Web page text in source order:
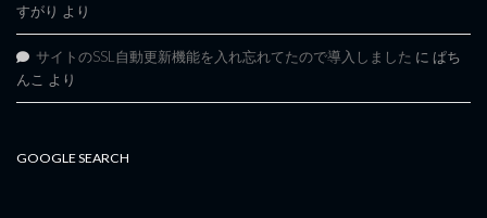
すがり より
サイトのSSL自動更新機能を入れ忘れてたので導入しました に ぱち
んこ より
GOOGLE SEARCH